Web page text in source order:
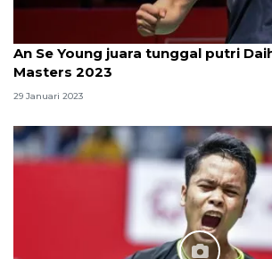
An Se Young juara tunggal putri
Masters 2023
29 Januari 2023